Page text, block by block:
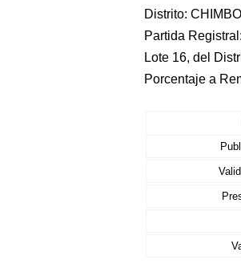
Distrito:
Partida
Lote 16, del
Porcentaje a